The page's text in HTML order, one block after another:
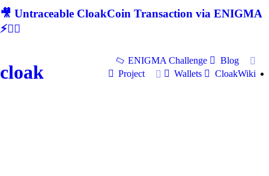
🎥 Untraceable CloakCoin Transaction via ENIGMA
⚡🕵‍♂
cloak
ENIGMA Challenge
Blog
Project
Wallets CloakWiki